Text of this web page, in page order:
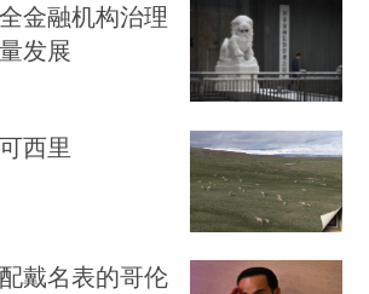
金融机构治理
发展
西里
戴名表的哥伦